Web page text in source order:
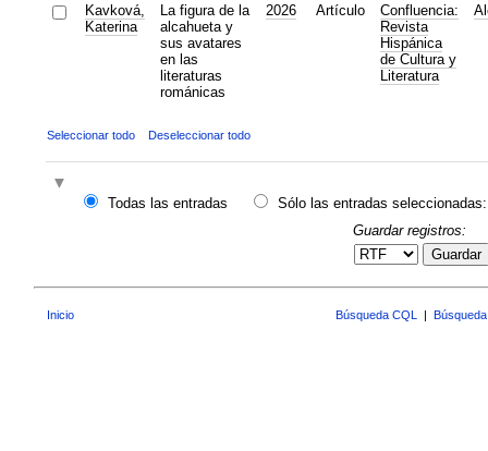
Kavková,
Katerina
La figura de la
alcahueta y
sus avatares
en las
literaturas
románicas
2026 Artículo
Confluencia:
Revista
Hispánica
de Cultura y
Literatura
Seleccionar todo Deseleccionar todo
Todas las entradas
Sólo las entradas seleccionadas:
Guardar registros:
Guardar
Inicio Búsqueda CQL